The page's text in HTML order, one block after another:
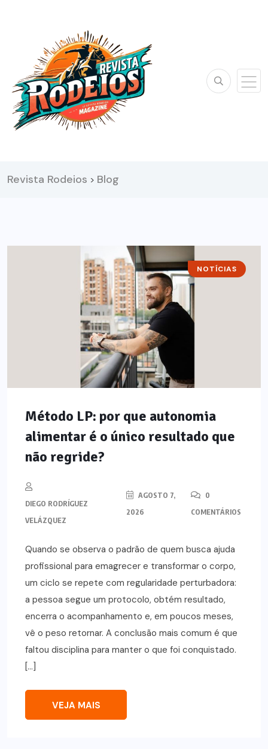
Revista Rodeios > Blog
NOTÍCIAS
Método LP: por que autonomia
alimentar é o único resultado que
não regride?
DIEGO RODRÍGUEZ
VELÁZQUEZ
AGOSTO 7,
2026
0
COMENTÁRIOS
Quando se observa o padrão de quem busca ajuda
profissional para emagrecer e transformar o corpo,
um ciclo se repete com regularidade perturbadora:
a pessoa segue um protocolo, obtém resultado,
encerra o acompanhamento e, em poucos meses,
vê o peso retornar. A conclusão mais comum é que
faltou disciplina para manter o que foi conquistado.
[…]
VEJA MAIS